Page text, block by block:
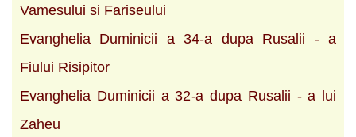
Vamesului si Fariseului
Evanghelia Duminicii a 34-a dupa Rusalii - a
Fiului Risipitor
Evanghelia Duminicii a 32-a dupa Rusalii - a lui
Zaheu